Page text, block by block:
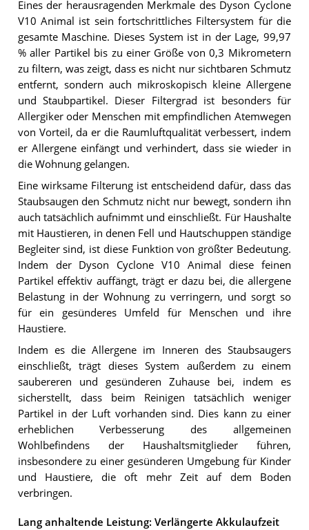
Eines der herausragenden Merkmale des Dyson Cyclone
V10 Animal ist sein fortschrittliches Filtersystem für die
gesamte Maschine. Dieses System ist in der Lage, 99,97
% aller Partikel bis zu einer Größe von 0,3 Mikrometern
zu filtern, was zeigt, dass es nicht nur sichtbaren Schmutz
entfernt, sondern auch mikroskopisch kleine Allergene
und Staubpartikel. Dieser Filtergrad ist besonders für
Allergiker oder Menschen mit empfindlichen Atemwegen
von Vorteil, da er die Raumluftqualität verbessert, indem
er Allergene einfängt und verhindert, dass sie wieder in
die Wohnung gelangen.
Eine wirksame Filterung ist entscheidend dafür, dass das
Staubsaugen den Schmutz nicht nur bewegt, sondern ihn
auch tatsächlich aufnimmt und einschließt. Für Haushalte
mit Haustieren, in denen Fell und Hautschuppen ständige
Begleiter sind, ist diese Funktion von größter Bedeutung.
Indem der Dyson Cyclone V10 Animal diese feinen
Partikel effektiv auffängt, trägt er dazu bei, die allergene
Belastung in der Wohnung zu verringern, und sorgt so
für ein gesünderes Umfeld für Menschen und ihre
Haustiere.
Indem es die Allergene im Inneren des Staubsaugers
einschließt, trägt dieses System außerdem zu einem
saubereren und gesünderen Zuhause bei, indem es
sicherstellt, dass beim Reinigen tatsächlich weniger
Partikel in der Luft vorhanden sind. Dies kann zu einer
erheblichen Verbesserung des allgemeinen
Wohlbefindens der Haushaltsmitglieder führen,
insbesondere zu einer gesünderen Umgebung für Kinder
und Haustiere, die oft mehr Zeit auf dem Boden
verbringen.
Lang anhaltende Leistung: Verlängerte Akkulaufzeit